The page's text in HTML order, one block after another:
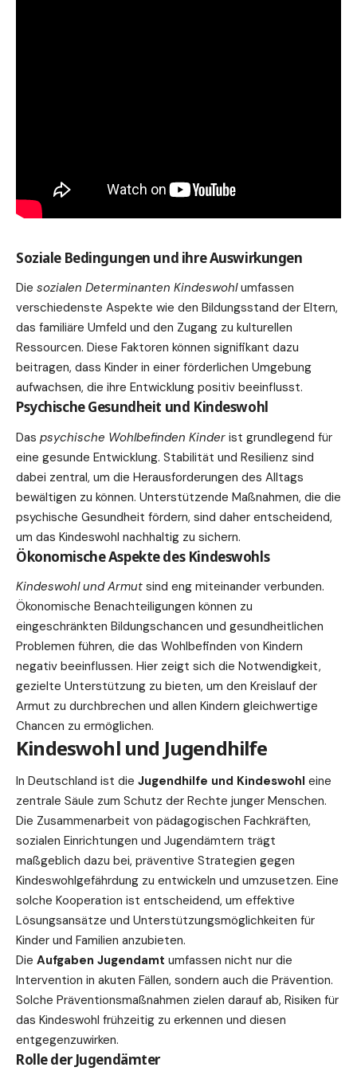
Soziale Bedingungen und ihre Auswirkungen
Die sozialen Determinanten Kindeswohlumfassen
verschiedenste Aspekte wie den Bildungsstand der Eltern,
das familiäre Umfeld und den Zugang zu kulturellen
Ressourcen. Diese Faktoren können signifikant dazu
beitragen, dass Kinder in einer förderlichen Umgebung
aufwachsen, die ihre Entwicklung positiv beeinflusst.
Psychische Gesundheit und Kindeswohl
Das psychische Wohlbefinden Kinder ist grundlegend für
eine gesunde Entwicklung. Stabilität und Resilienz sind
dabei zentral, um die Herausforderungen des Alltags
bewältigen zu können. Unterstützende Maßnahmen, die die
psychische Gesundheit fördern, sind daher entscheidend,
um das Kindeswohl nachhaltig zu sichern.
Ökonomische Aspekte des Kindeswohls
Kindeswohl und Armut sind eng miteinander verbunden.
Ökonomische Benachteiligungen können zu
eingeschränkten Bildungschancen und gesundheitlichen
Problemen führen, die das Wohlbefinden von Kindern
negativ beeinflussen. Hier zeigt sich die Notwendigkeit,
gezielte Unterstützung zu bieten, um den Kreislauf der
Armut zu durchbrechen und allen Kindern gleichwertige
Chancen zu ermöglichen.
Kindeswohl und Jugendhilfe
In Deutschland ist die Jugendhilfe und Kindeswohl eine
zentrale Säule zum Schutz der Rechte junger Menschen.
Die Zusammenarbeit von pädagogischen Fachkräften,
sozialen Einrichtungen und Jugendämtern trägt
maßgeblich dazu bei, präventive Strategien gegen
Kindeswohlgefährdung zu entwickeln und umzusetzen. Eine
solche Kooperation ist entscheidend, um effektive
Lösungsansätze und Unterstützungsmöglichkeiten für
Kinder und Familien anzubieten.
Die Aufgaben Jugendamt umfassen nicht nur die
Intervention in akuten Fällen, sondern auch die Prävention.
Solche Präventionsmaßnahmen zielen darauf ab, Risiken für
das Kindeswohl frühzeitig zu erkennen und diesen
entgegenzuwirken.
Rolle der Jugendämter